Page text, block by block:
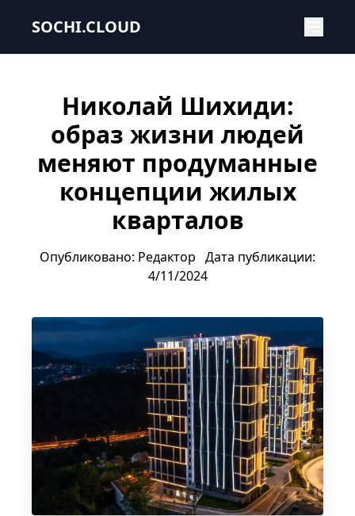
SOCHI.CLOUD
Николай Шихиди:
образ жизни людей
меняют продуманные
концепции жилых
кварталов
Опубликовано: Редактор Дата публикации:
4/11/2024